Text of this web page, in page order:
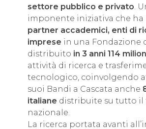
settore pubblico e privato .
imponente iniziativa che
partner accademici, enti di
imprese in una Fondazione
distribuito in 3 anni 114
attività di ricerca e
tecnologico, coinvolgendo
suoi Bandi a Cascata anche
italiane distribuite su tutto
nazionale.
La ricerca portata avanti